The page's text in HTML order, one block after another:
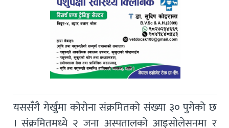
यससँगै गेर्खुमा कोरोना संक्रमितको संख्या ३० पुगेको छ
। संक्रमितमध्ये २ जना अस्पतालको आइसोलेसनमा र